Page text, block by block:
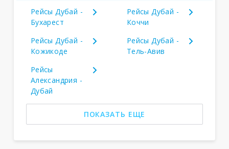
Рейсы Дубай -
Бухарест
Рейсы Дубай -
Коччи
Рейсы Дубай -
Кожикоде
Рейсы Дубай -
Тель-Авив
Рейсы
Александрия -
Дубай
ПОКАЗАТЬ ЕЩЕ